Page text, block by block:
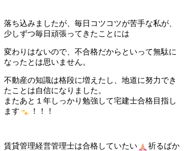
落ち込みましたが、毎日コツコツが苦手な私が、
少しずつ毎日頑張ってきたことには
変わりはないので、不合格だからといって無駄に
なったとは思いません。
不動産の知識は格段に増えたし、地道に努力でき
たことは自信になりました。
またあと１年しっかり勉強して宅建士合格目指し
ます
！！！
賃貸管理経営管理士は合格していたい
祈るばか